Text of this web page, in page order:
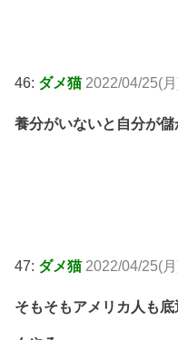
46: ダメ猫 2022/04/25(
養分がいないと自分が
47: ダメ猫 2022/04/25(
そもそもアメリカ人も